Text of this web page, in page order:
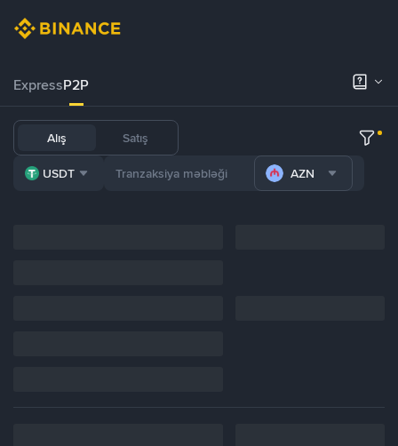
ExpressP2P
Alış Satış
USDT AZN